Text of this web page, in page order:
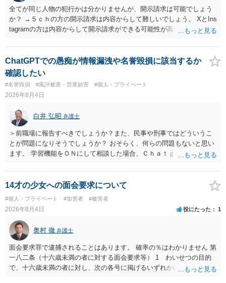
全てが同じ人物の犯行かは分かりませんが、開示請求は可能でしょう
か？ →５ｃｈの方の開示請求は内容からして難しいでしょう。 XとIns
tagramの方は内容からして開示請求ができる可能性が高いでしょう。
いでしょう。７月中にアカウントが削除されている場合、今から進め
ても失敗する可能性が高いように思われます。 相手を特定できた場
合、相手に全ての弁護士費用を負担させることは可能でしょうか？ →
訴訟外の交渉で相手方が認めれば負担させることができるでしょう。
訴訟で判決となった場合は、実際の弁護士費用が認められる場合と認
められない場合があり何ともいえないところでしょう。
ChatGPTでの愚痴が情報漏洩や名誉毀損に該当するか
確認したい
#名誉毀損 #風評被害・営業妨害 #個人・プライベート
2026年8月4日
白井 弘昭 弁護士
＞前職場に報告すべきでしょうか？また、民事や刑事ではどういうこ
とが問題になりそうでしょうか？ おそらく、何らの問題もないと思い
ます。 学習機能をＯＮにして相談した場合、Ｃｈａｔｇｐｔがｏｐｅ
する可能性がありますが、個人名や会社名を特定していない限り、一
般論として抽象化されて回答に織り込まれる可能性が生じるにすぎま
せんので、その情報自体が、秘密情報に当たるとは思えませんし、名
誉棄損として、個人や会社に対する誹謗中傷の不特定多数への公開に
当たるとも思われません。 もちろん、誰がその内容をｃｈａｔｇｐｔ
に入力したかも第三者にしられることはないので、個人や会社の特定
をせずに書き込んだことで（おそらく特定して書き込んだとして
も）、相談者さんが刑事民事の責任に問われることはないでしょう。
私見ながらご参考まで。
14才の少女への面会要求について
#個人・プライベート #加害者 #被害者
2026年8月4日 役にたった 1
奥村 徹 弁護士
面会要求罪で逮捕されることはあります。 確率の％はわかりません 第
一八二条（十六歳未満の者に対する面会要求等） 1 わいせつの目的
で、十六歳未満の者に対し、次の各号に掲げるいずれかの行為をした